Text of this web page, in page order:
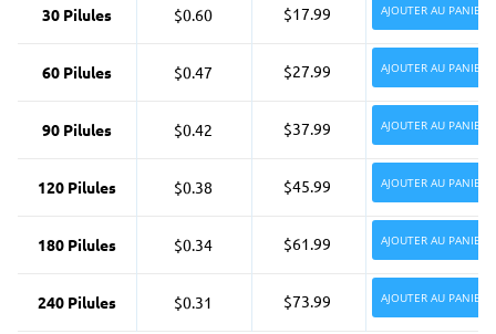
30 Pilules $0.60 $17.99 AJOUTER AU PANIER
60 Pilules $0.47 $27.99 AJOUTER AU PANIER
90 Pilules $0.42 $37.99 AJOUTER AU PANIER
120 Pilules $0.38 $45.99 AJOUTER AU PANIER
180 Pilules $0.34 $61.99 AJOUTER AU PANIER
240 Pilules $0.31 $73.99 AJOUTER AU PANIER